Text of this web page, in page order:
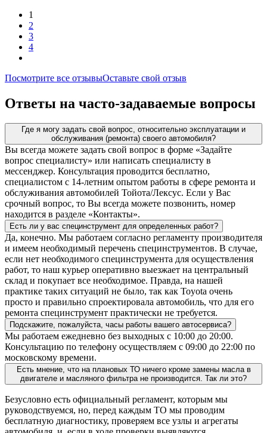
1
2
3
4
Посмотрите все отзывыОставьте свой отзыв
Ответы на часто-задаваемые вопросы
Где я могу задать свой вопрос, относительно эксплуатации и
обслуживания (ремонта) своего автомобиля?
Вы всегда можете задать свой вопрос в форме «Задайте
вопрос специалисту» или написать специалисту в
мессенджер. Консультация проводится бесплатно,
специалистом с 14-летним опытом работы в сфере ремонта и
обслуживания автомобилей Тойота/Лексус. Если у Вас
срочный вопрос, то Вы всегда можете позвонить, номер
находится в разделе «Контакты».
Есть ли у вас специнструмент для определенных работ?
Да, конечно. Мы работаем согласно регламенту производителя
и имеем необходимый перечень специнструментов. В случае,
если нет необходимого специнструмента для осуществления
работ, то наш курьер оперативно выезжает на центральный
склад и покупает все необходимое. Правда, на нашей
практике таких ситуаций не было, так как Toyota очень
просто и правильно спроектировала автомобиль, что для его
ремонта специнструмент практически не требуется.
Подскажите, пожалуйста, часы работы вашего автосервиса?
Мы работаем ежедневно без выходных с 10:00 до 20:00.
Консультацию по телефону осуществляем с 09:00 до 22:00 по
московскому времени.
Есть мнение, что на плановых ТО ничего кроме замены масла в
двигателе и масляного фильтра не производится. Так ли это?
Безусловно есть официальный регламент, которым мы
руководствуемся, но, перед каждым ТО мы проводим
бесплатную диагностику, проверяем все узлы и агрегаты